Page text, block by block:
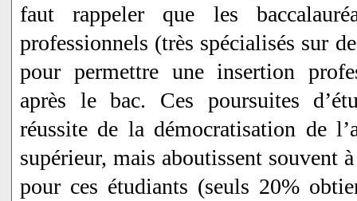
faut rappeler que les
professionnels (très spécialisés sur
pour permettre une insertion
après le bac. Ces poursuites
réussite de la démocratisation de
supérieur, mais aboutissent souvent
pour ces étudiants (seuls 20%